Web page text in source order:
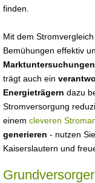
finden.
Mit dem
Bemühungen effektiv
Marktuntersuchungen
trägt auch ein
Energieträgern dazu
Stromversorgung
einem cleveren
generieren - nutzen
Kaiserslautern und